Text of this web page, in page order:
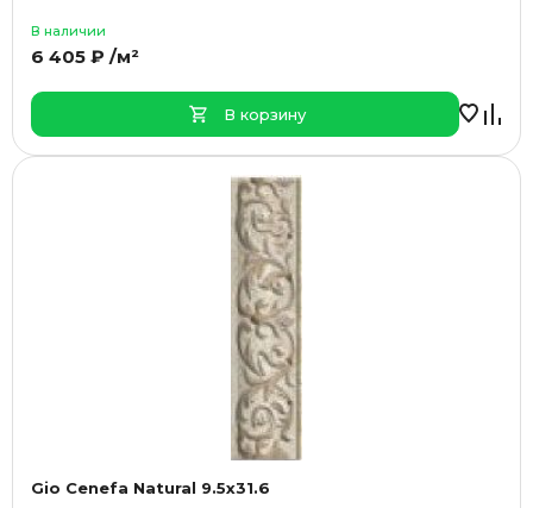
В наличии
6 405 ₽ /м²
В корзину
Gio Cenefa Natural 9.5x31.6